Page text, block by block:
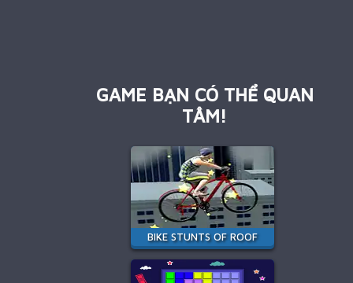
GAME BẠN CÓ THỂ QUAN
TÂM!
BIKE STUNTS OF ROOF